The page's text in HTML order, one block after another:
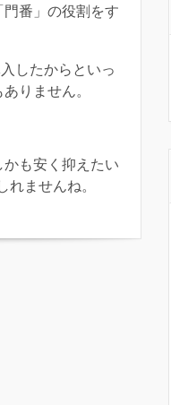
番」の役割をす
したからといっ
りません。
も安く抑えたい
ませんね。